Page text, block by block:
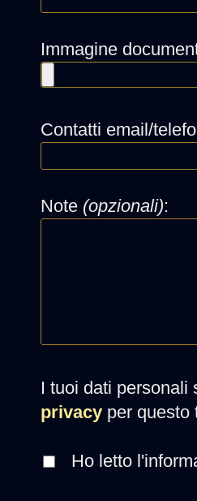
Immagine
Contatti email/
Note (opzionali):
I tuoi dati personali
privacy per questo
Ho letto